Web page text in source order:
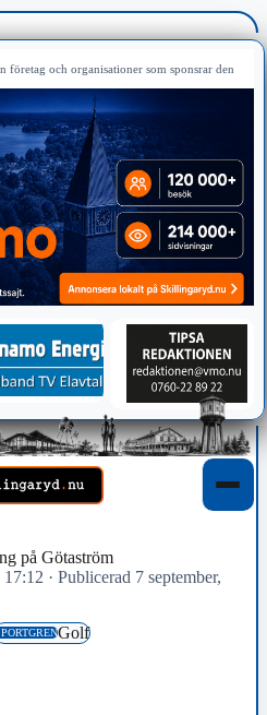
företag och organisationer som sponsrar den
på Götaström
17:12 · Publicerad 7 september,
Golf